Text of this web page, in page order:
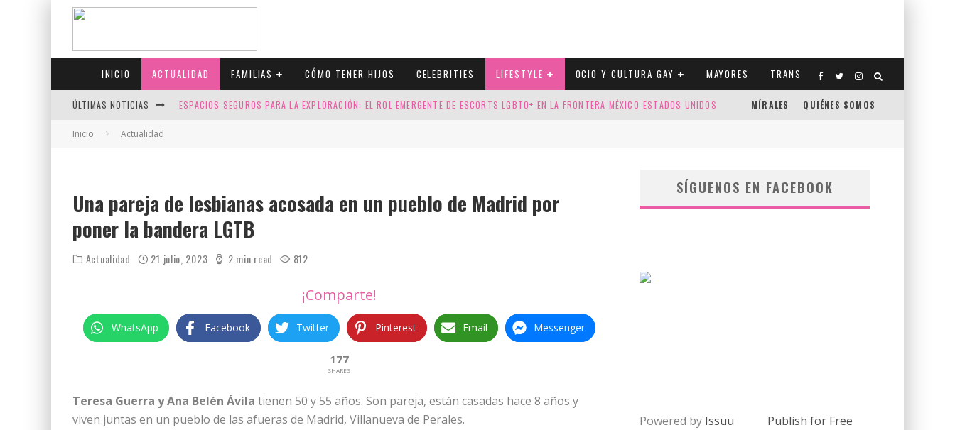
INICIO ACTUALIDAD FAMILIAS CÓMO TENER HIJOS CELEBRITIES LIFESTYLE OCIO Y CULTURA GAY MAYORES TRANS
ÚLTIMAS NOTICIAS ESPACIOS SEGUROS PARA LA EXPLORACIÓN: EL ROL EMERGENTE DE ESCORTS LGBTQ+ EN LA FRONTERA MÉXICO-ESTADOS UNIDOS MÍRALES QUIÉNES SOMOS
Inicio Actualidad
Una pareja de lesbianas acosada en un pueblo de Madrid por
poner la bandera LGTB
Actualidad 21 julio, 2023 2 min read 812
¡Comparte!
WhatsApp Facebook Twitter Pinterest Email Messenger
177
SHARES
Teresa Guerra y Ana Belén Ávila tienen 50 y 55 años. Son pareja, están casadas hace 8 años y
viven juntas en un pueblo de las afueras de Madrid, Villanueva de Perales.
SÍGUENOS EN FACEBOOK
Powered by Issuu Publish for Free